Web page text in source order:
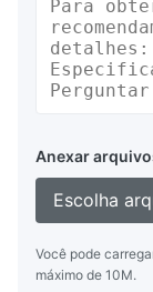
Anexar
Escolha
Você pode
máximo de 10M.